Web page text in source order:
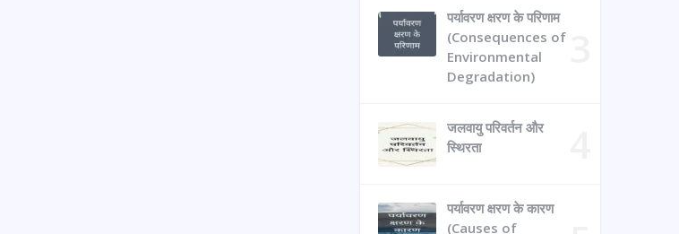
पर्यावरण क्षरण के परिणाम
(Consequences of
Environmental
Degradation)
जलवायु परिवर्तन और
स्थिरता
पर्यावरण क्षरण के कारण
(Causes of